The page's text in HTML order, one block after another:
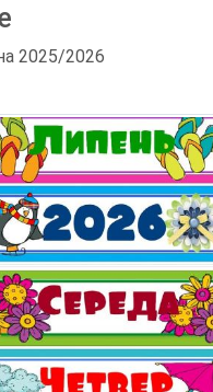
2025/2026